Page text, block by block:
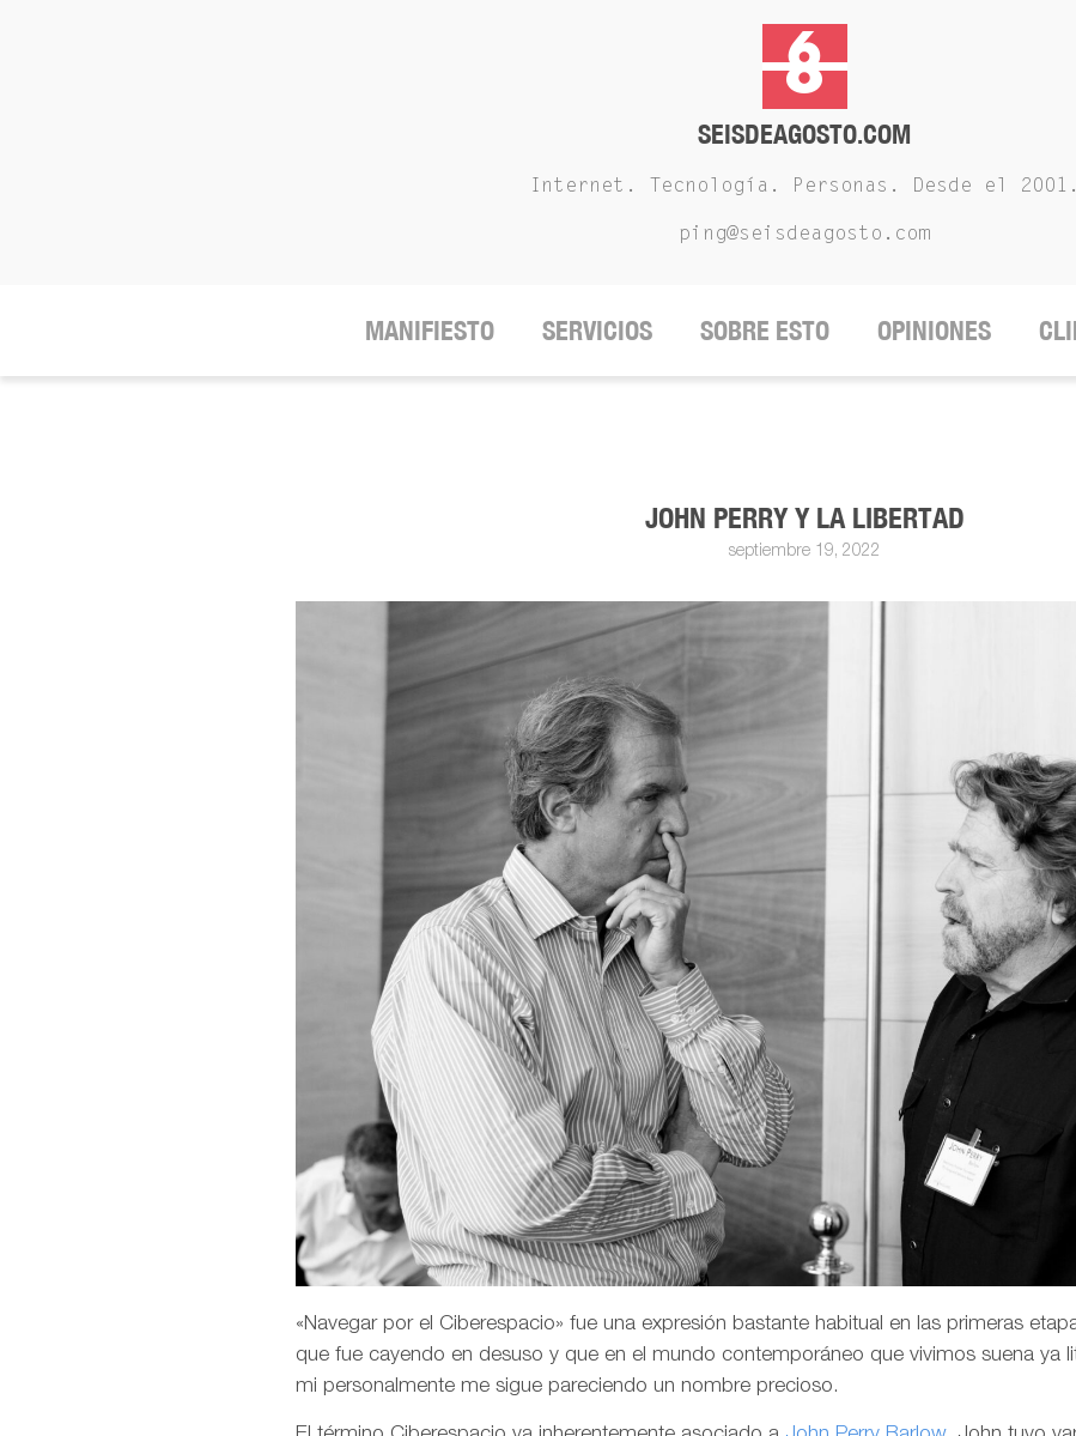
SEISDEAGOSTO.COM
Internet. Tecnología. Personas. Desde el 2001.
ping@seisdeagosto.com
MANIFIESTO SERVICIOS SOBRE ESTO OPINIONES
JOHN PERRY Y LA LIBERTAD
septiembre 19, 2022
«Navegar por el Ciberespacio» fue una expresión bastante habitual en las primeras
que fue cayendo en desuso y que en el mundo contemporáneo que vivimos suena ya
mi personalmente me sigue pareciendo un nombre precioso.